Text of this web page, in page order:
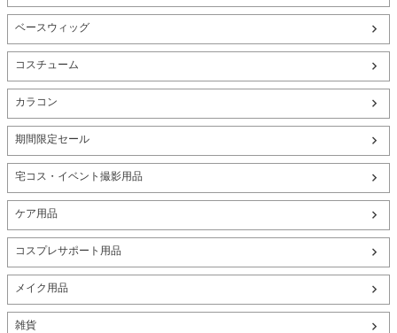
ベースウィッグ
コスチューム
カラコン
期間限定セール
宅コス・イベント撮影用品
ケア用品
コスプレサポート用品
メイク用品
雑貨